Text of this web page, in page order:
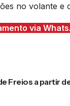
no volante e
via
Freios a partir